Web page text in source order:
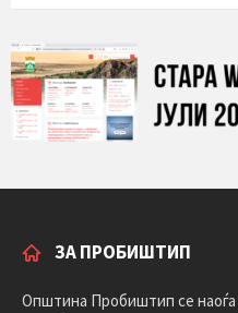
ЗА ПРОБИШТИП
Општина Пробиштип се